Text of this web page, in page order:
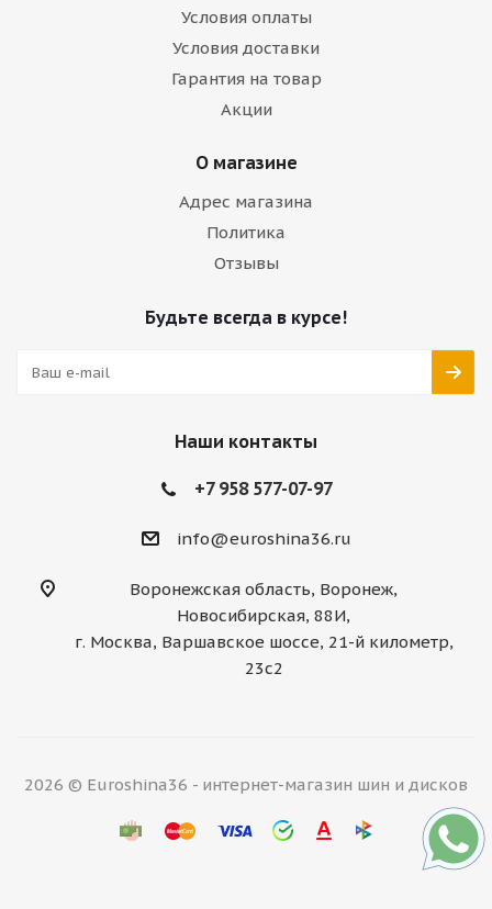
Условия оплаты
Условия доставки
Гарантия на товар
Акции
О магазине
Адрес магазина
Политика
Отзывы
Будьте всегда в курсе!
Наши контакты
+7 958 577-07-97
info@euroshina36.ru
Воронежская область, Воронеж,
Новосибирская, 88И,
г. Москва, Варшавское шоссе, 21-й километр,
23с2
2026 © Euroshina36 - интернет-магазин шин и дисков